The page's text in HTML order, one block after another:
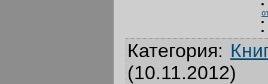
Категория:
(10.11.2012)